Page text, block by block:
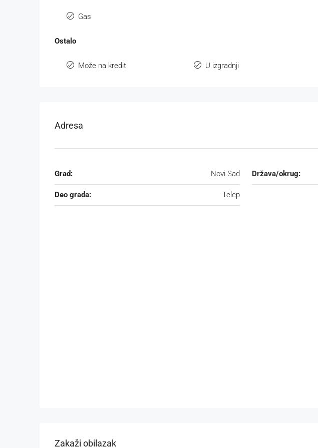
Gas
Ostalo
Može na kredit U izgradnji
Adresa
Grad: Novi Sad Država/okrug:
Deo grada: Telep
Zakaži obilazak